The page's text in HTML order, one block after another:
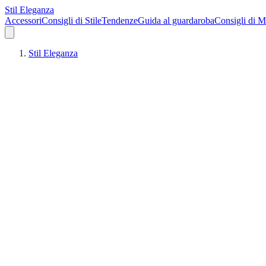
Stil Eleganza
AccessoriConsigli di StileTendenzeGuida al guardarobaConsigli di
Stil Eleganza